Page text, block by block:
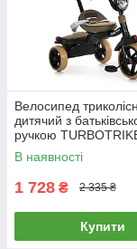
Велосипед
дитячий з
ручкою
EVA, музика, світло)
1037-1 Black Чорний
В наявності
1 728 ₴ 2 335 ₴
Купити